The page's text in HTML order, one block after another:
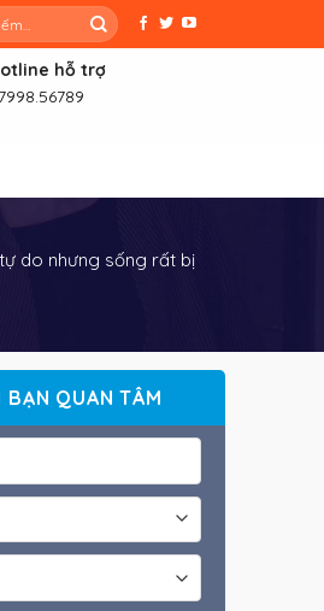
hỗ trợ
do nhưng sống rất bị
BẠN QUAN TÂM